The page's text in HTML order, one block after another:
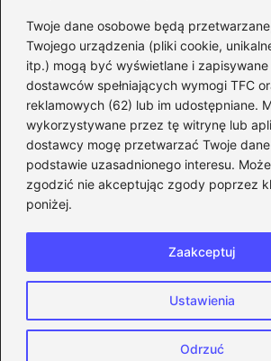
Twoje dane osobowe będą
Twojego urządzenia (pliki cookie,
itp.) mogą być wyświetlane i
dostawców spełniających wymogi TFC
reklamowych (62) lub im udostępniane.
wykorzystywane przez tę witrynę lub
dostawcy mogę przetwarzać Twoje
podstawie uzasadnionego interesu.
zgodzić nie akceptując zgody poprzez
poniżej.
Ustawienia
Odrzuć
Zaakceptuj
Kategorie
CS:GO(26)
FIFA(90)
Forza Horizon(22)
Gry(186)
Modyfikacje(42)
Spolszczenia(101)
Copyright © 2026
Prywatność
Zasady
Napisz do nas